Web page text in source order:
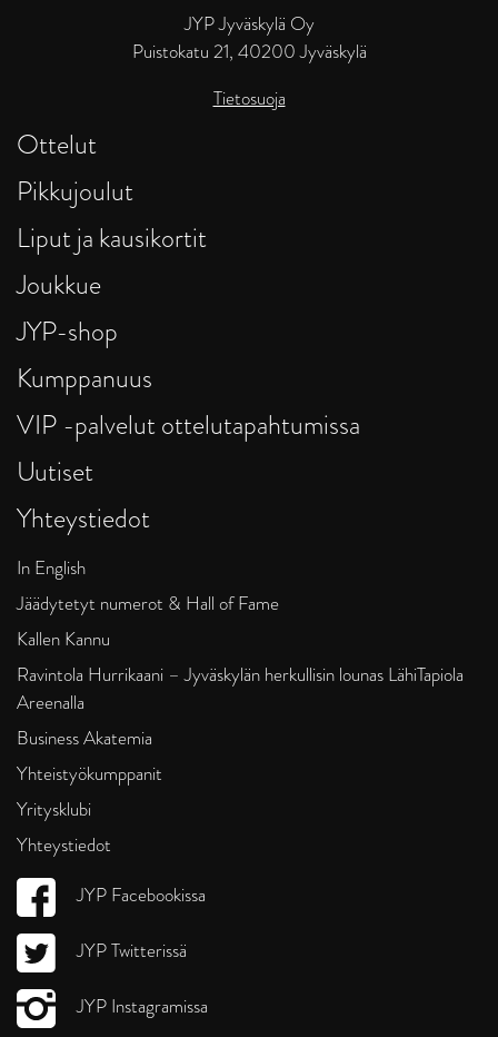
JYP Jyväskylä Oy
Puistokatu 21, 40200 Jyväskylä
Tietosuoja
Ottelut
Pikkujoulut
Liput ja kausikortit
Joukkue
JYP-shop
Kumppanuus
VIP -palvelut ottelutapahtumissa
Uutiset
Yhteystiedot
In English
Jäädytetyt numerot & Hall of Fame
Kallen Kannu
Ravintola Hurrikaani – Jyväskylän herkullisin lounas LähiTapiola
Areenalla
Business Akatemia
Yhteistyökumppanit
Yritysklubi
Yhteystiedot
JYP Facebookissa
JYP Twitterissä
JYP Instagramissa